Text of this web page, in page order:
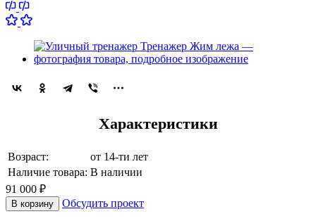
Характеристики
Возраст:
от 14-ти лет
Наличие товара: В наличии
91 000 ₽
В корзину Обсудить проект